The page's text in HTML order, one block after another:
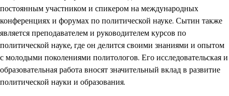
постоянным участником и спикером на международных
конференциях и форумах по политической науке. Сытин также
является преподавателем и руководителем курсов по
политической науке, где он делится своими знаниями и опытом
с молодыми поколениями политологов. Его исследовательская и
образовательная работа вносят значительный вклад в развитие
политической науки и образования.